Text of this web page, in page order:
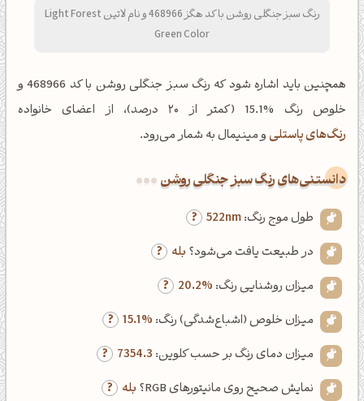
رنگ سبز جنگلی روشن با کد هگز 468966 و نام لاتین Light Forest
Green Color
همچنین باید اشاره شود که رنگ سبز جنگلی روشن با کد 468966 و
خلوص رنگ %15.1 (کمتر از ۲۰ درصد)، از اعضای خانواده
رنگ‌های پاستلیو مینیمال به شمار می‌رود.
دانستنی‌های رنگ سبز جنگلی روشن
طول موج رنگ:522nm
در طبیعت یافت می‌شود؟ بله
میزان روشنایی رنگ: 20.2%
میزان خلوص (اشباع‌شدگی) رنگ: 15.1%
میزان دمای رنگ بر حسب کلوین: 7354.3
نمایش صحیح روی مانیتورهای RGB؟
بله